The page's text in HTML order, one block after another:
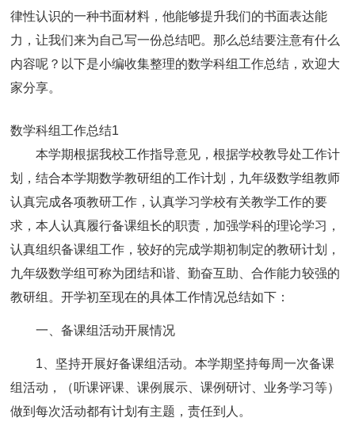
律性认识的一种书面材料，他能够提升我们的书面表达能
力，让我们来为自己写一份总结吧。那么总结要注意有什么
内容呢？以下是小编收集整理的数学科组工作总结，欢迎大
家分享。
数学科组工作总结1
本学期根据我校工作指导意见，根据学校教导处工作计
划，结合本学期数学教研组的工作计划，九年级数学组教师
认真完成各项教研工作，认真学习学校有关教学工作的要
求，本人认真履行备课组长的职责，加强学科的理论学习，
认真组织备课组工作，较好的完成学期初制定的教研计划，
九年级数学组可称为团结和谐、勤奋互助、合作能力较强的
教研组。开学初至现在的具体工作情况总结如下：
一、备课组活动开展情况
1、坚持开展好备课组活动。本学期坚持每周一次备课
组活动，（听课评课、课例展示、课例研讨、业务学习等）
做到每次活动都有计划有主题，责任到人。